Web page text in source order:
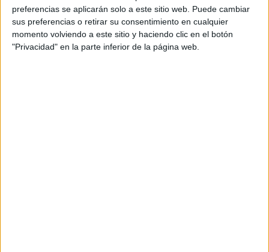
preferencias se aplicarán solo a este sitio web. Puede cambiar
sus preferencias o retirar su consentimiento en cualquier
momento volviendo a este sitio y haciendo clic en el botón
"Privacidad" en la parte inferior de la página web.
UNIVERSIDAD COMPLUTENSE DE MADRID (Universidad
Pública)
Tipo: Máster
Pídeles información ¡GRATIS!